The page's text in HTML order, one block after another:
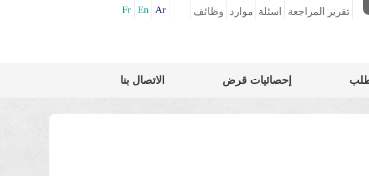
تقرير المراجعة اسئلة موارد وظائف Ar
En
Fr
إحصائيات قرض الاتصال بنا